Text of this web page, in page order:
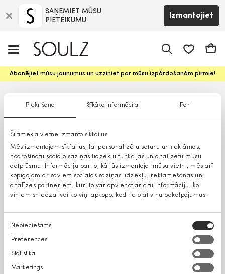
Piekrišana Sīkāka informācija Par
Šī tīmekļa vietne izmanto sīkfailus
Mēs izmantojam sīkfailus, lai personalizētu saturu un reklāmas,
nodrošinātu sociālo saziņas līdzekļu funkcijas un analizētu mūsu
datplūsmu. Informāciju par to, kā jūs izmantojat mūsu vietni, mēs arī
kopīgojam ar saviem sociālās saziņas līdzekļu, reklamēšanas un
analīzes partneriem, kuri to var apvienot ar citu informāciju, ko
viņiem sniedzat vai ko viņi apkopo, kad lietojat viņu pakalpojumus.
Piekrišanas
izvēle
Nepieciešams
Preferences
Statistika
Mārketings
SAŅEMIET MŪSU
PIETEIKUMU
Izmantojiet
Abonējiet mūsu jaunumus un uzziniet par mūsu izpārdošanām pirmie!